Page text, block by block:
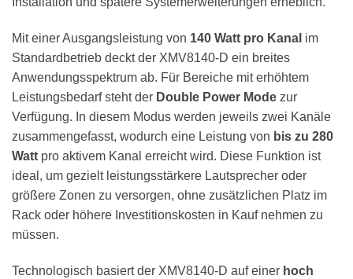
Mit einer Ausgangsleistung von 140 Watt pro Kanal im
Standardbetrieb deckt der XMV8140-D ein breites
Anwendungsspektrum ab. Für Bereiche mit erhöhtem
Leistungsbedarf steht der Double Power Mode zur
Verfügung. In diesem Modus werden jeweils zwei Kanäle
zusammengefasst, wodurch eine Leistung von bis zu 280
Watt pro aktivem Kanal erreicht wird. Diese Funktion ist
ideal, um gezielt leistungsstärkere Lautsprecher oder
größere Zonen zu versorgen, ohne zusätzlichen Platz im
Rack oder höhere Investitionskosten in Kauf nehmen zu
müssen.
Technologisch basiert der XMV8140-D auf einer hoch